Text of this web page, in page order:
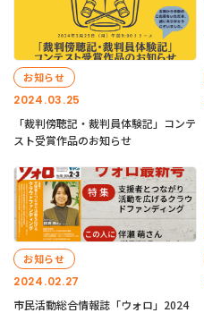
2024.03.25
お知らせ
「裁判傍聴記・裁判員体験記」コンテ
スト受賞作品のお知らせ
2024.02.27
お知らせ
市民活動総合情報誌「ウォロ」2024